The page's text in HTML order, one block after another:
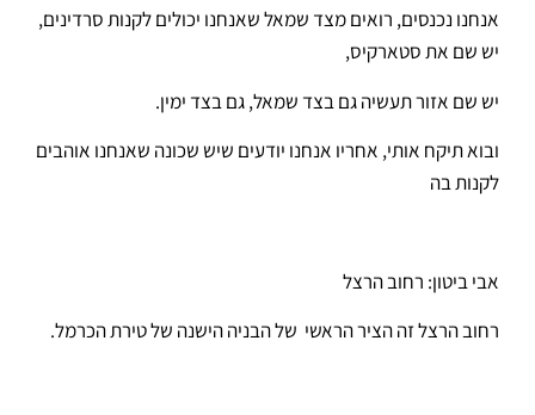
אנחנו נכנסים, רואים מצד שמאל שאנחנו יכולים לקנות סרדינים,
יש שם את סטארקיס,
יש שם אזור תעשיה גם בצד שמאל, גם בצד ימין.
ובוא תיקח אותי, אחריו אנחנו יודעים שיש שכונה שאנחנו אוהבים
לקנות בה
אבי ביטון: רחוב הרצל
רחוב הרצל זה הציר הראשי של הבניה הישנה של טירת הכרמל.